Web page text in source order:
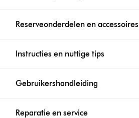
Reserveonderdelen en accessoires
Instructies en nuttige tips
Gebruikershandleiding
Reparatie en service